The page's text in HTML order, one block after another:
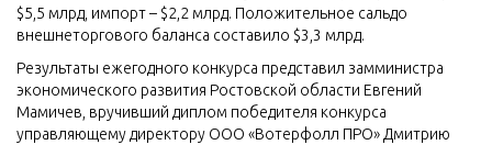
$5,5 млрд, импорт – $2,2 млрд. Положительное сальдо
внешнеторгового баланса составило $3,3 млрд.
Результаты ежегодного конкурса представил замминистра
экономического развития Ростовской области Евгений
Мамичев, вручивший диплом победителя конкурса
управляющему директору ООО «Вотерфолл ПРО» Дмитрию